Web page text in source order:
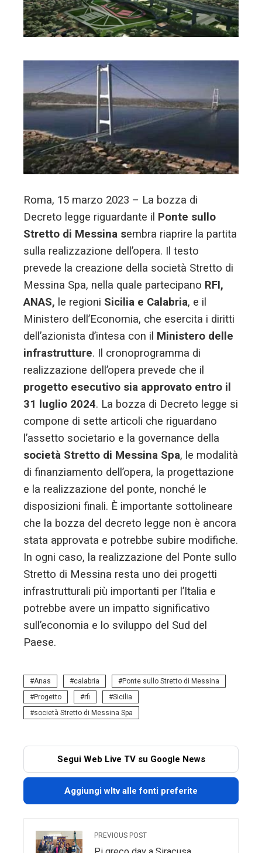
Roma, 15 marzo 2023 – La bozza di
Decreto legge riguardante il Ponte sullo
Stretto di Messina sembra riaprire la partita
sulla realizzazione dell’opera. Il testo
prevede la creazione della società Stretto di
Messina Spa, nella quale partecipano RFI,
ANAS, le regioni Sicilia e Calabria, e il
Ministero dell’Economia, che esercita i diritti
dell’azionista d’intesa con il Ministero delle
infrastrutture. Il cronoprogramma di
realizzazione dell’opera prevede che il
progetto esecutivo sia approvato entro il
31 luglio 2024. La bozza di Decreto legge si
compone di sette articoli che riguardano
l’assetto societario e la governance della
società Stretto di Messina Spa, le modalità
di finanziamento dell’opera, la progettazione
e la realizzazione del ponte, nonché le
disposizioni finali. È importante sottolineare
che la bozza del decreto legge non è ancora
stata approvata e potrebbe subire modifiche.
In ogni caso, la realizzazione del Ponte sullo
Stretto di Messina resta uno dei progetti
infrastrutturali più importanti per l’Italia e
potrebbe avere un impatto significativo
sull’economia e lo sviluppo del Sud del
Paese.
Anas calabria
Ponte sullo Stretto di Messina
Progetto
rfi
Sicilia
società Stretto di Messina Spa
Segui Web Live TV su Google News
Aggiungi wltv alle fonti preferite
PREVIOUS POST